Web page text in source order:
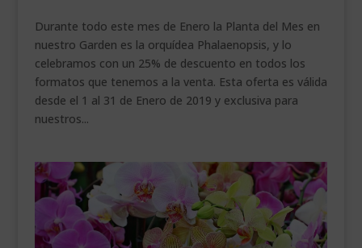
Durante todo este mes de Enero la Planta del Mes en
nuestro Garden es la orquídea Phalaenopsis, y lo
celebramos con un 25% de descuento en todos los
formatos que tenemos a la venta. Esta oferta es válida
desde el 1 al 31 de Enero de 2019 y exclusiva para
nuestros...